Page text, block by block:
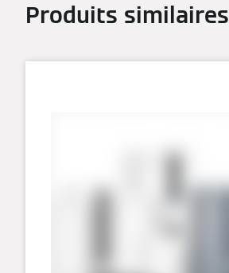
Produits similaires